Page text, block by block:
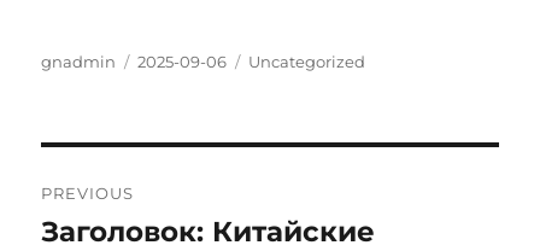
Author
gnadmin
Posted
2025-09-06 Categories
Uncategorized
navigation
PREVIOUS
Previous
Заголовок: Китайские